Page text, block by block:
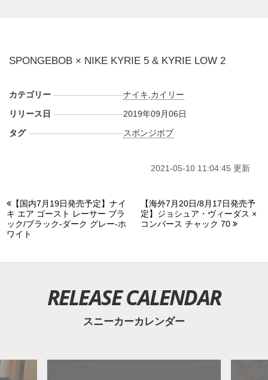
発売日が2019年9月6日に変更された。取扱店情報は改めて追
(pic. rocnationsports)
SPONGEBOB × NIKE KYRIE 5 & KYRIE LOW 2
カテゴリー ナイキ カイリー
リリース日
2019年09月06日
タグ
スポンジボブ
2021-05-10 11:04:45 更新
【国内7月19日発売予定】ナイ
キ エア ゴースト レーサー ブラ
ック/ブラック-ダーク グレー-ホ
ワイト
【海外7月20日/8月17日発売予
定】ジョシュア・ヴィーダス ×
コンバース チャック 70
RELEASE CALENDAR
スニーカーカレンダー